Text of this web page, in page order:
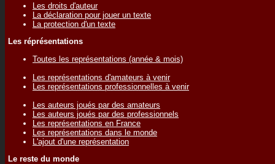
Les droits d'auteur
La déclaration pour jouer un texte
La protection d'un texte
Les réprésentations
Toutes les représentations (année & mois)
Les représentations d'amateurs à venir
Les représentations professionnelles à venir
Les auteurs joués par des amateurs
Les auteurs joués par des professionnels
Les représentations en France
Les représentations dans le monde
L'ajout d'une représentation
Le reste du monde